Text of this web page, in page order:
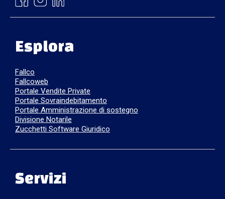
Esplora
Fallco
Fallcoweb
Portale Vendite Private
Portale Sovraindebitamento
Portale Amministrazione di sostegno
Divisione Notarile
Zucchetti Software Giuridico
Servizi